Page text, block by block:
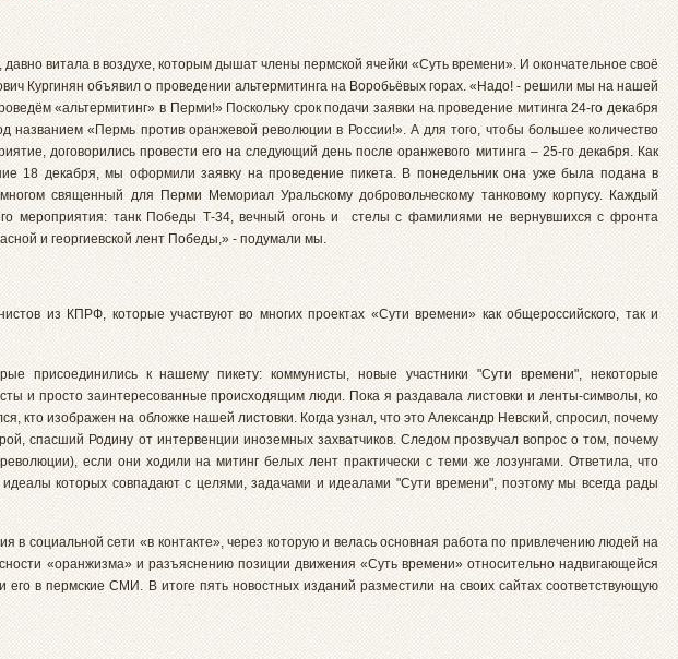
витала в воздухе, которым дышат члены пермской ячейки «Суть времени». И окончательное своё
Кургинян объявил о проведении альтермитинга на Воробьёвых горах. «Надо! - решили мы на нашей
«альтермитинг» в Перми!» Поскольку срок подачи заявки на проведение митинга 24-го декабря
«Пермь против оранжевой революции в России!». А для того, чтобы большее количество
договорились провести его на следующий день после оранжевого митинга – 25-го декабря. Как
18 декабря, мы оформили заявку на проведение пикета. В понедельник она уже была подана в
священный для Перми Мемориал Уральскому добровольческому танковому корпусу. Каждый
мероприятия: танк Победы Т-34, вечный огонь и стелы с фамилиями не вернувшихся с фронта
и георгиевской лент Победы,» - подумали мы.
из КПРФ, которые участвуют во многих проектах «Сути времени» как общероссийского, так и
присоединились к нашему пикету: коммунисты, новые участники "Сути времени", некоторые
и просто заинтересованные происходящим люди. Пока я раздавала листовки и ленты-символы, ко
кто изображен на обложке нашей листовки. Когда узнал, что это Александр Невский, спросил, почему
спасший Родину от интервенции иноземных захватчиков. Следом прозвучал вопрос о том, почему
если они ходили на митинг белых лент практически с теми же лозунгами. Ответила, что
которых совпадают с целями, задачами и идеалами "Сути времени", поэтому мы всегда рады
в социальной сети «в контакте», через которую и велась основная работа по привлечению людей на
«оранжизма» и разъяснению позиции движения «Суть времени» относительно надвигающейся
его в пермские СМИ. В итоге пять новостных изданий разместили на своих сайтах соответствующую